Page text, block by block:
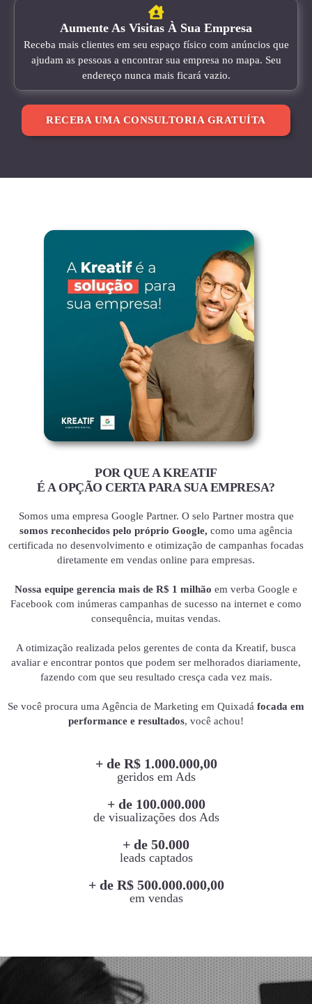
Aumente As Visitas À Sua Empresa
Receba mais clientes em seu espaço físico com anúncios que
ajudam as pessoas a encontrar sua empresa no mapa. Seu
endereço nunca mais ficará vazio.
RECEBA UMA CONSULTORIA GRATUÍTA
POR QUE A KREATIF
É A OPÇÃO CERTA PARA SUA EMPRESA?
Somos uma empresa Google Partner. O selo Partner mostra que
somos reconhecidos pelo próprio Google, como uma agência
certificada no desenvolvimento e otimização de campanhas focadas
diretamente em vendas online para empresas.
Nossa equipe gerencia mais de R$ 1 milhão em verba Google e
Facebook com inúmeras campanhas de sucesso na internet e como
consequência, muitas vendas.
A otimização realizada pelos gerentes de conta da Kreatif, busca
avaliar e encontrar pontos que podem ser melhorados diariamente,
fazendo com que seu resultado cresça cada vez mais.
Se você procura uma Agência de Marketing em Quixadá focada em
performance e resultados, você achou!
+ de R$ 1.000.000,00
geridos em Ads
+ de 100.000.000
de visualizações dos Ads
+ de 50.000
leads captados
+ de R$ 500.000.000,00
em vendas